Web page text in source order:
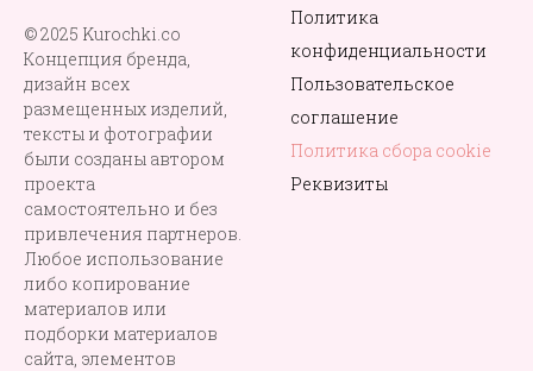
© 2025 Kurochki.co
Концепция бренда,
дизайн всех
размещенных изделий,
тексты и фотографии
были созданы автором
проекта
самостоятельно и без
привлечения партнеров.
Любое использование
либо копирование
материалов или
подборки материалов
сайта, элементов
Политика
конфиденциальности
Пользовательское
соглашение
Политика сбора cookie
Реквизиты